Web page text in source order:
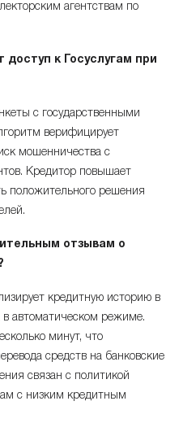
агентствам по
к Госуслугам при
с государственными
верифицирует
мошенничества с
Кредитор повышает
положительного решения
отзывам о
кредитную историю в
автоматическом режиме.
минут, что
средств на банковские
связан с политикой
с низким кредитным